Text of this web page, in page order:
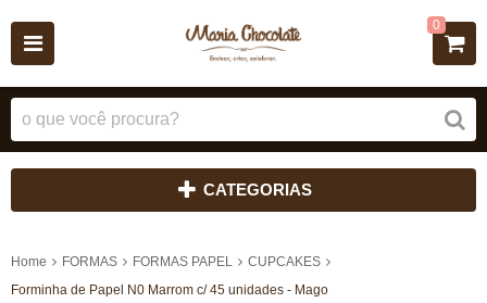
0
CATEGORIAS
Home FORMAS FORMAS PAPEL
CUPCAKES
Forminha de Papel N0 Marrom c/ 45 unidades - Mago